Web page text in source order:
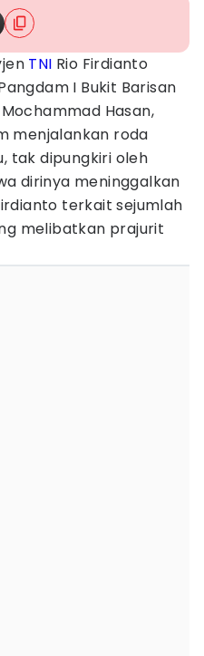
TNI Rio Firdianto
I Bukit Barisan
Hasan,
menjalankan roda
tak dipungkiri oleh
dirinya meninggalkan
terkait sejumlah
melibatkan prajurit